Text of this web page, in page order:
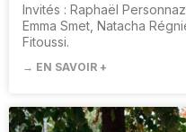
Invités : Raphaël
Emma Smet, Natacha
Fitoussi.
→ EN SAVOIR +